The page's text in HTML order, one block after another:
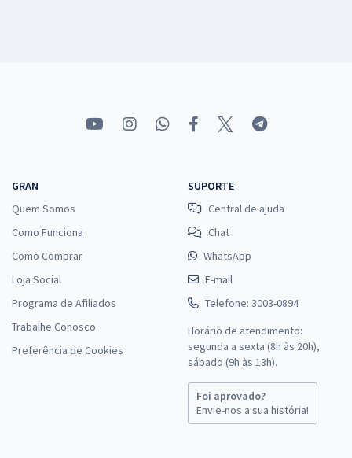
GRAN
Quem Somos
Como Funciona
Como Comprar
Loja Social
Programa de Afiliados
Trabalhe Conosco
Preferência de Cookies
SUPORTE
Central de ajuda
Chat
WhatsApp
E-mail
Telefone: 3003-0894
Horário de atendimento:
segunda a sexta (8h às 20h),
sábado (9h às 13h).
Foi aprovado?
Envie-nos a sua história!